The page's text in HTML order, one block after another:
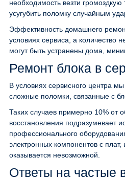
необходимость везти громоздкую
усугубить поломку случайным
Эффективность домашнего
условиях сервиса, а количество
могут быть устранены дома,
Ремонт блока в
В условиях сервисного центра
сложные поломки, связанные с
Таких случаев примерно 10% от
восстановления подразумевает
профессионального
электронных компонентов с
оказывается невозможной.
Ответы на частые